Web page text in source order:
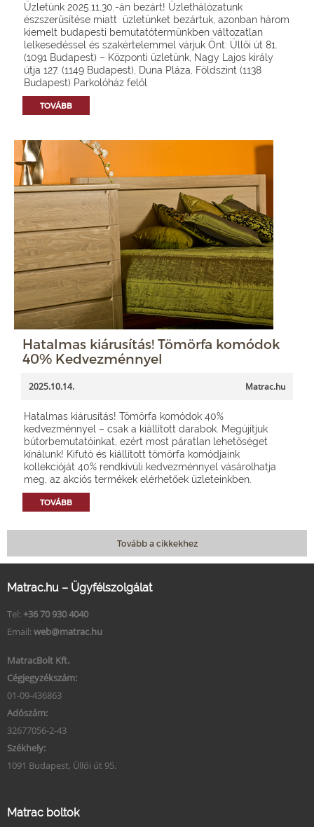
Üzletünk 2025.11.30.-án bezárt! Üzlethálózatunk
észszerűsítése miatt üzletünket bezártuk, azonban három
kiemelt budapesti bemutatótermünkben változatlan
lelkesedéssel és szakértelemmel várjuk Önt: Üllői út 81.
(1091 Budapest) – Központi üzletünk, Nagy Lajos király
útja 127. (1149 Budapest), Duna Pláza, Földszint (1138
Budapest) Parkolóház felől
TOVÁBB
Hatalmas kiárusítás! Tömörfa komódok
40% Kedvezménnyel
2025.10.14. Matrac.hu
Hatalmas kiárusítás! Tömörfa komódok 40%
kedvezménnyel – csak a kiállított darabok. Megújítjuk
bútorbemutatóinkat, ezért most páratlan lehetőséget
kínálunk! Kifutó és kiállított tömörfa komódjaink
kollekcióját 40% rendkívüli kedvezménnyel vásárolhatja
meg, az akciós termékek elérhetőek üzleteinkben.
TOVÁBB
Tovább a cikkekhez
Matrac.hu – Ügyfélszolgálat
Tel: +36 70 930 4040
Email: web@matrac.hu
MatracBolt Kft.
Cégjegyzékszám:
01-09-436863
Adószám:
32677056-2-43
Székhely:
1091 Budapest, Üllői út 95.
Matrac boltok